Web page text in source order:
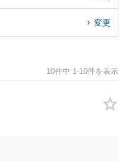
変更
10件中 1-10件を表示